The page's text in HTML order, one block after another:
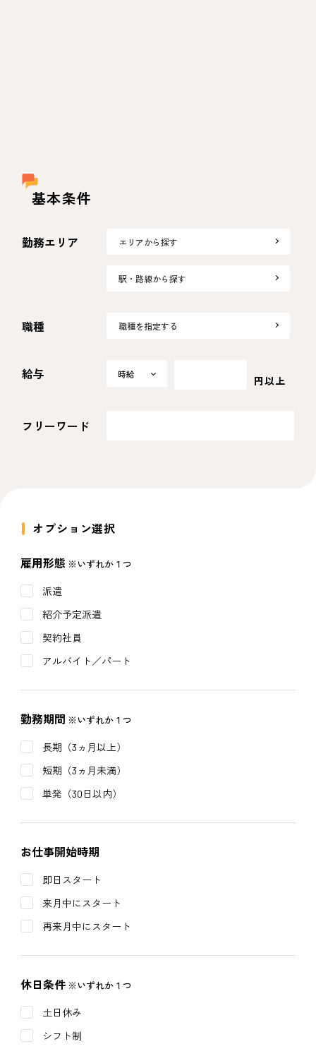
基本条件
勤務エリア エリアから探す
駅・路線から探す
職種 職種を指定する
給与 時給
時給
円以上
フリーワード
オプション選択
雇用形態 ※いずれか１つ
派遣
紹介予定派遣
契約社員
アルバイト／パート
勤務期間 ※いずれか１つ
長期（3ヵ月以上）
短期（3ヵ月未満）
単発（30日以内）
お仕事開始時期
即日スタート
来月中にスタート
再来月中にスタート
休日条件 ※いずれか１つ
土日休み
シフト制